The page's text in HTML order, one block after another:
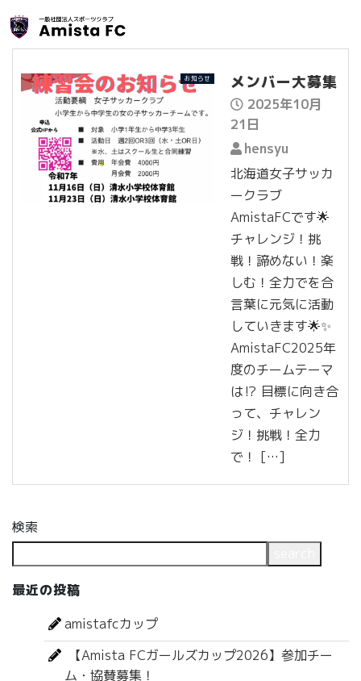
お知らせ メンバー大募集
2025年10月
21日
hensyu
北海道女子サッカ
ークラブ
AmistaFCです🌟
チャレンジ！挑
戦！諦めない！楽
しむ！全力でを合
言葉に元気に活動
していきます🌟✨
AmistaFC2025年
度のチームテーマ
は⁉️ 目標に向き合
って、チャレン
ジ！挑戦！全力
で！ […]
検索
最近の投稿
amistafcカップ
【Amista FCガールズカップ2026】参加チー
ム・協賛募集！